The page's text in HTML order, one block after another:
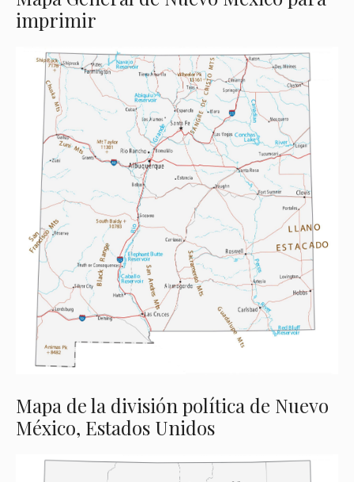
imprimir
Mapa de la división política de Nuevo
México, Estados Unidos